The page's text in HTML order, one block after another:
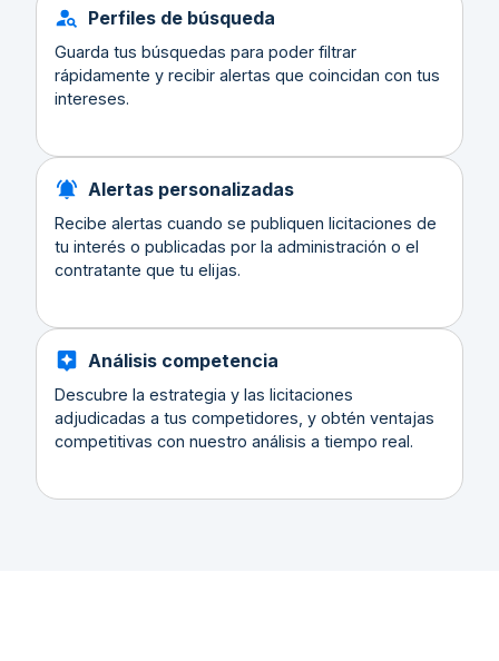
Perfiles de búsqueda
Guarda tus búsquedas para poder filtrar
rápidamente y recibir alertas que coincidan con tus
intereses.
Alertas personalizadas
Recibe alertas cuando se publiquen licitaciones de
tu interés o publicadas por la administración o el
contratante que tu elijas.
Análisis competencia
Descubre la estrategia y las licitaciones
adjudicadas a tus competidores, y obtén ventajas
competitivas con nuestro análisis a tiempo real.